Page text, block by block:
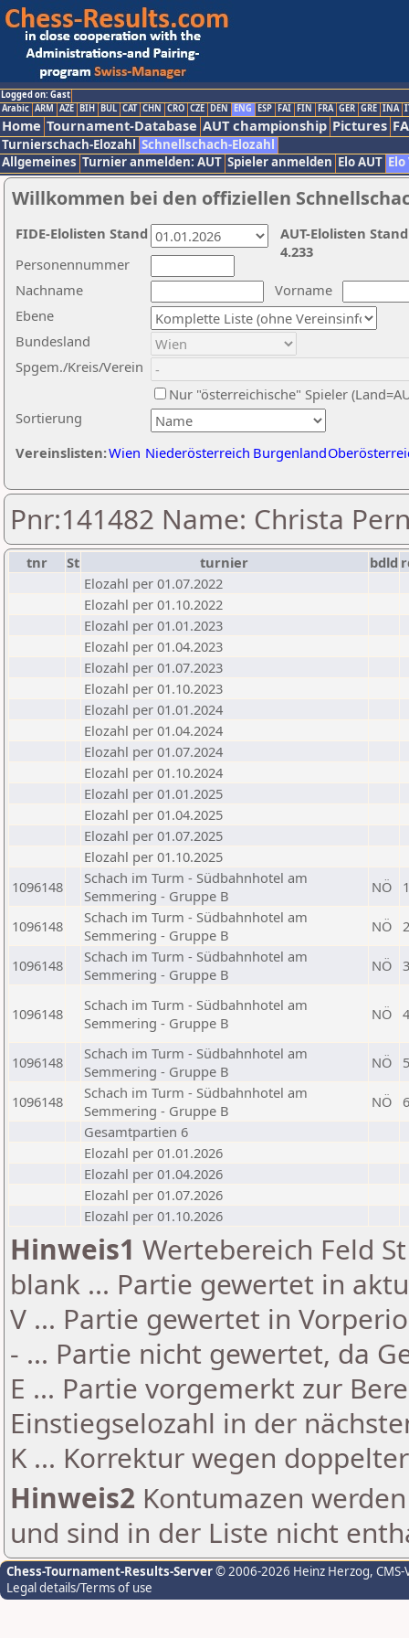
Logged on: Gast
Arabic ARM AZE BIH BUL CAT CHN CRO CZE DEN ENG ESP FAI FIN FRA GER GRE INA
Home Tournament-Database AUT championship Pictures
Turnierschach-Elozahl Schnellschach-Elozahl
Allgemeines Turnier anmelden: AUT Spieler anmelden Elo AUT
Willkommen bei den offiziellen
Nachname
Vorname
Ebene
Sortierung
Personennummer
Bundesland
Spgem./Kreis/Verein
Nur "österreichische" Spieler
Vereinslisten:Wien Niederösterreich Burgenland
AUT-Elolisten
4.233
FIDE-Elolisten Stand
Pnr:141482 Name: Christa
tnr St turnier bdld
Elozahl per 01.07.2022
Elozahl per 01.10.2022
Elozahl per 01.01.2023
Elozahl per 01.04.2023
Elozahl per 01.07.2023
Elozahl per 01.10.2023
Elozahl per 01.01.2024
Elozahl per 01.04.2024
Elozahl per 01.07.2024
Elozahl per 01.10.2024
Elozahl per 01.01.2025
Elozahl per 01.04.2025
Elozahl per 01.07.2025
Elozahl per 01.10.2025
1096148
Schach im Turm - Südbahnhotel am
Semmering - Gruppe B
NÖ 1
1096148
Schach im Turm - Südbahnhotel am
Semmering - Gruppe B
NÖ 2
1096148
Schach im Turm - Südbahnhotel am
Semmering - Gruppe B
NÖ 3
1096148
Schach im Turm - Südbahnhotel am
Semmering - Gruppe B
NÖ 4
1096148
Schach im Turm - Südbahnhotel am
Semmering - Gruppe B
NÖ 5
1096148
Schach im Turm - Südbahnhotel am
Semmering - Gruppe B
NÖ 6
Gesamtpartien 6
Elozahl per 01.01.2026
Elozahl per 01.04.2026
Elozahl per 01.07.2026
Elozahl per 01.10.2026
Hinweis1 Wertebereich Feld
blank ... Partie gewertet in
V ... Partie gewertet in
- ... Partie nicht gewertet, da
E ... Partie vorgemerkt zur
Einstiegselozahl in der
K ... Korrektur wegen
Hinweis2 Kontumazen
und sind in der Liste nicht
Chess-Tournament-Results-Server© 2006-2026 Heinz Herzog,
Legal details/Terms of use